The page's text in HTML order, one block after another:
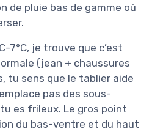
de pluie bas de gamme où
7°C, je trouve que c’est
(jean + chaussures
tu sens que le tablier aide
pas des sous-
es frileux. Le gros point
du bas-ventre et du haut